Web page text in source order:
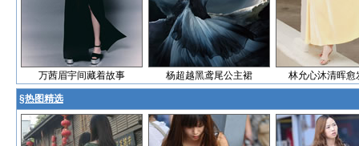
万茜眉宇间藏着故事 杨超越黑鸢尾公主裙 林允心沐清晖愈
§热图精选